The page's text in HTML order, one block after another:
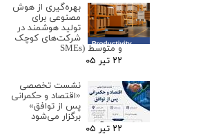
بهره‌گیری از هوش
مصنوعی برای
تولید هوشمند در
شرکت‌های کوچک
و متوسط (SMEs
۲۲ تیر ۰۵
نشست تخصصی
«اقتصاد و حکمرانی
پس از توافق»
برگزار می‌شود
۲۲ تیر ۰۵